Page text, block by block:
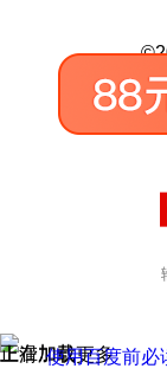
正在加载
上滑加载更多
使用百度前必